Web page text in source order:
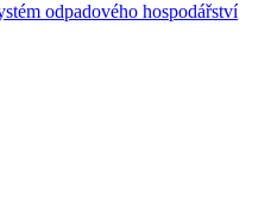
odpadového hospodářství